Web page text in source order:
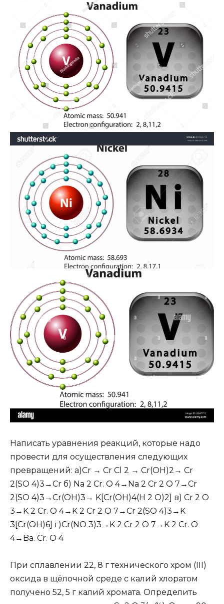
Написать уравнения реакций, которые надо
провести для осуществления следующих
превращений: а)Сr → Сr Cl 2 → Сr(OH)2→ Сr
2(SO 4)3→Cr б) Na 2 Cr. O 4→Na 2 Cr 2 O 7→Cr
2(SO 4)3→Cr(OH)3→ K[Cr(OH)4(H 2 O)2] в) Cr 2 O
3→K 2 Cr. O 4→K 2 Cr 2 O 7→Cr 2(SO 4)3→K
3[Cr(OH)6] г)Cr(NO 3)3→K 2 Cr 2 O 7→K 2 Cr. O
4→Ba. Cr. O 4
При сплавлении 22, 8 г технического хром (III)
оксида в щёлочной среде с калий хлоратом
получено 52, 5 г калий хромата. Определить